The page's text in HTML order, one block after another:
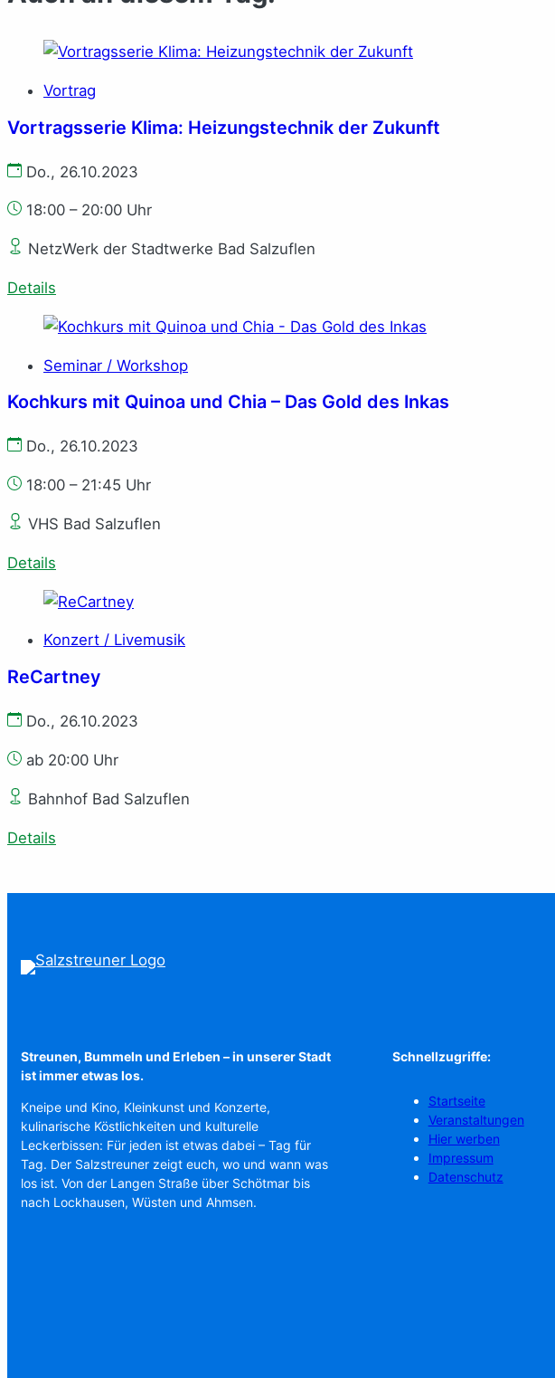
Vortrag
Vortragsserie Klima: Heizungstechnik der Zukunft
Do., 26.10.2023
18:00 – 20:00 Uhr
NetzWerk der Stadtwerke Bad Salzuflen
Details
Seminar / Workshop
Kochkurs mit Quinoa und Chia – Das Gold des Inkas
Do., 26.10.2023
18:00 – 21:45 Uhr
VHS Bad Salzuflen
Details
Konzert / Livemusik
ReCartney
Do., 26.10.2023
ab 20:00 Uhr
Bahnhof Bad Salzuflen
Details
Streunen, Bummeln und Erleben – in unserer Stadt
ist immer etwas los.
Kneipe und Kino, Kleinkunst und Konzerte,
kulinarische Köstlichkeiten und kulturelle
Leckerbissen: Für jeden ist etwas dabei – Tag für
Tag. Der Salzstreuner zeigt euch, wo und wann was
los ist. Von der Langen Straße über Schötmar bis
nach Lockhausen, Wüsten und Ahmsen.
Schnellzugriffe:
Startseite
Veranstaltungen
Hier werben
Impressum
Datenschutz